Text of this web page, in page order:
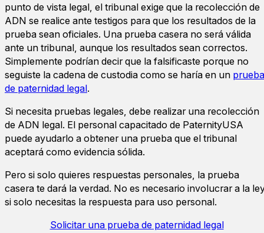
punto de vista legal, el tribunal exige que la recolección de
ADN se realice ante testigos para que los resultados de la
prueba sean oficiales. Una prueba casera no será válida
ante un tribunal, aunque los resultados sean correctos.
Simplemente podrían decir que la falsificaste porque no
seguiste la cadena de custodia como se haría en un prueba
de paternidad legal.
Si necesita pruebas legales, debe realizar una recolección
de ADN legal. El personal capacitado de PaternityUSA
puede ayudarlo a obtener una prueba que el tribunal
aceptará como evidencia sólida.
Pero si solo quieres respuestas personales, la prueba
casera te dará la verdad. No es necesario involucrar a la
si solo necesitas la respuesta para uso personal.
Solicitar una prueba de paternidad legal